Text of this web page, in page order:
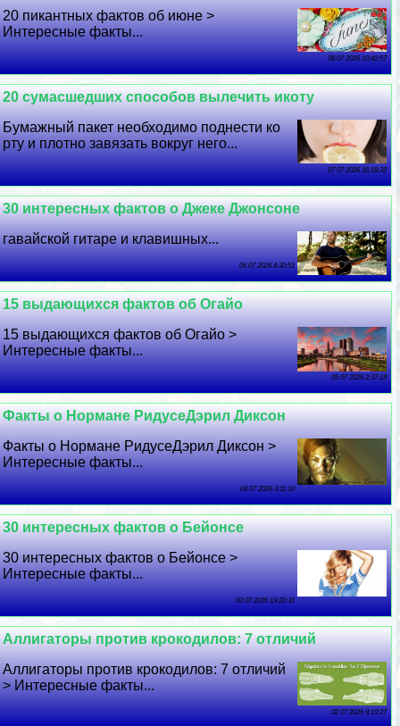
20 пикантных фактов об июне >
Интересные факты...
08 07 2026 10:42:57
20 cyмacшедших способов вылечить икоту
Бумажный пакет необходимо поднести ко
рту и плотно завязать вокруг него...
07 07 2026 16:18:32
30 интересных фактов о Джеке Джонсоне
гавайской гитаре и клавишных...
06 07 2026 4:30:51
15 выдающихся фактов об Огайо
15 выдающихся фактов об Огайо >
Интересные факты...
05 07 2026 2:37:19
Факты о Нормане РидусеДэрил Диксон
Факты о Нормане РидусеДэрил Диксон >
Интересные факты...
04 07 2026 3:11:10
30 интересных фактов о Бейонсе
30 интересных фактов о Бейонсе >
Интересные факты...
03 07 2026 19:22:31
Аллигаторы против крокодилов: 7 отличий
Аллигаторы против крокодилов: 7 отличий
> Интересные факты...
02 07 2026 9:19:27